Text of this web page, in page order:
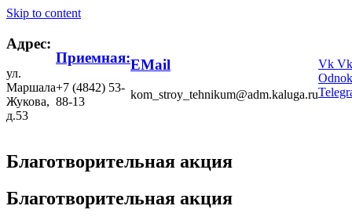
Skip to content
Адрес:
ул.
Маршала
Жукова,
д.53
Приемная:
+7 (4842) 53-
88-13
EMail
kom_stroy_tehnikum@adm.kaluga.ru
Vk Vk
Благотворительная акция
Благотворительная акция